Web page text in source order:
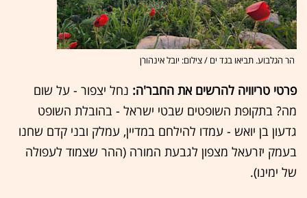
הר הגלבוע. תביאו בגד ים / צילום: יובל אינהורן
פרטי טריוויה להרשים את החבר'ה: נחל יצפור - על שום
מה? בתקופת השופטים שבטי ישראל - בהובלת השופט
גדעון בן יואש - עמדו להילחם במדיין, עמלק ובני קדם שחנו
בעמק יזרעאל מצפון לגבעת המורה (ההר שצמוד לעפולה
של ימינו).